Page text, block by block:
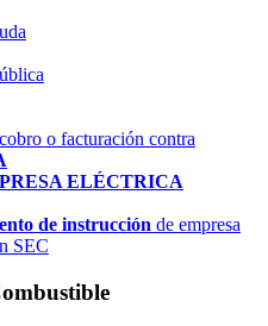
o facturación contra
ELÉCTRICA
de instrucción de empresa
SEC